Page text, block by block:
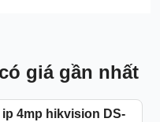
giá gần nhất
ip 4mp hikvision DS-